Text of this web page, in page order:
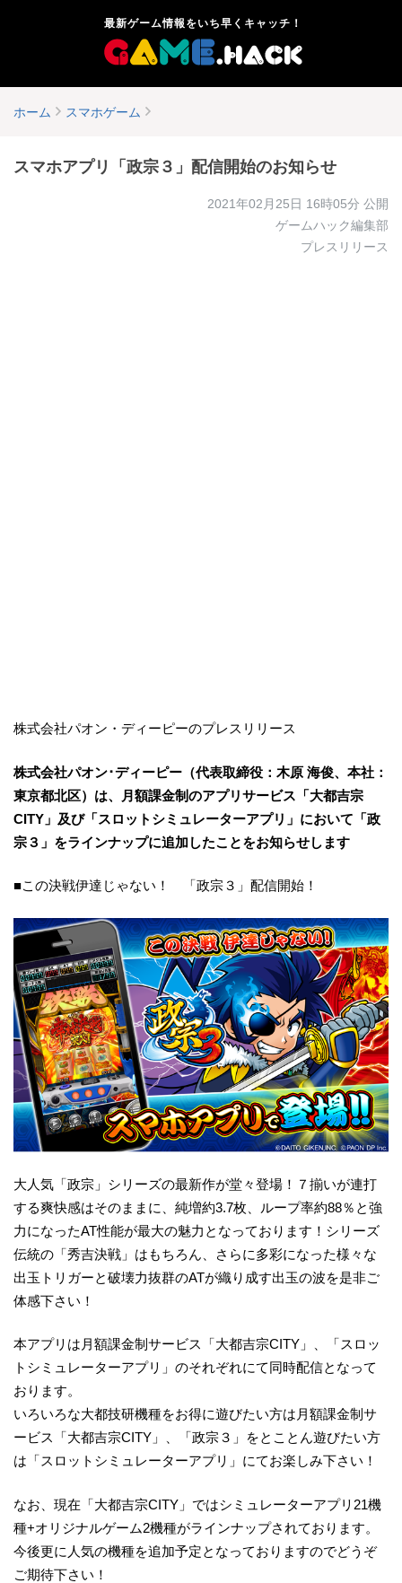
最新ゲーム情報をいち早くキャッチ！
ホーム スマホゲーム
スマホアプリ「政宗３」配信開始のお知らせ
2021年02月25日 16時05分 公開
ゲームハック編集部
プレスリリース
株式会社パオン・ディーピーのプレスリリース
株式会社パオン･ディーピー（代表取締役：木原 海俊、本社：
東京都北区）は、月額課金制のアプリサービス「大都吉宗
CITY」及び「スロットシミュレーターアプリ」において「政
宗３」をラインナップに追加したことをお知らせします
■この決戦伊達じゃない！ 「政宗３」配信開始！
大人気「政宗」シリーズの最新作が堂々登場！７揃いが連打
する爽快感はそのままに、純増約3.7枚、ループ率約88％と強
力になったAT性能が最大の魅力となっております！シリーズ
伝統の「秀吉決戦」はもちろん、さらに多彩になった様々な
出玉トリガーと破壊力抜群のATが織り成す出玉の波を是非ご
体感下さい！
本アプリは月額課金制サービス「大都吉宗CITY」、「スロッ
トシミュレーターアプリ」のそれぞれにて同時配信となって
おります。
いろいろな大都技研機種をお得に遊びたい方は月額課金制サ
ービス「大都吉宗CITY」、「政宗３」をとことん遊びたい方
は「スロットシミュレーターアプリ」にてお楽しみ下さい！
なお、現在「大都吉宗CITY」ではシミュレーターアプリ21機
種+オリジナルゲーム2機種がラインナップされております。
今後更に人気の機種を追加予定となっておりますのでどうぞ
ご期待下さい！